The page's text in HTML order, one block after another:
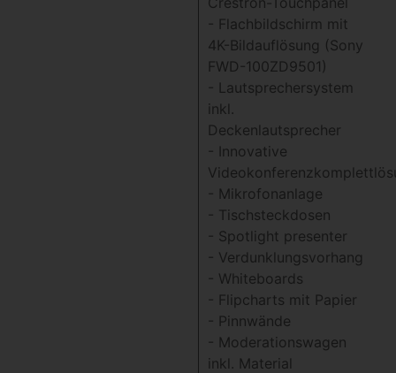
- Flachbildschirm mit
4K-Bildauflösung (Sony
FWD-100ZD9501)
- Lautsprechersystem
inkl.
Deckenlautsprecher
- Innovative
- Mikrofonanlage
- Tischsteckdosen
- Spotlight presenter
- Verdunklungsvorhang
- Whiteboards
- Flipcharts mit Papier
- Pinnwände
- Moderationswagen
inkl. Material